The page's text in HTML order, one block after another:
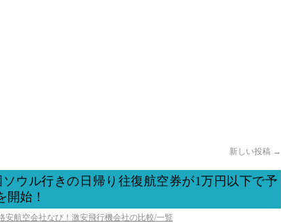
新しい投稿 →
ソウル行きの日帰り往復航空券が1万円以下で予
開始！
安航空会社なび！激安飛行機会社の比較/一覧